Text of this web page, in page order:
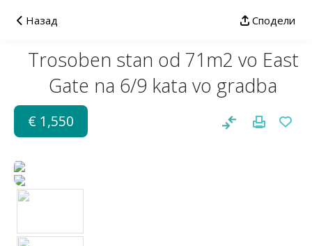
Назад Сподели
Trosoben stan od 71m2 vo East
Gate na 6/9 kata vo gradba
€ 1,550